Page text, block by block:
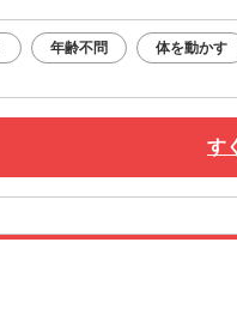
年齢不問 体を動かす
す